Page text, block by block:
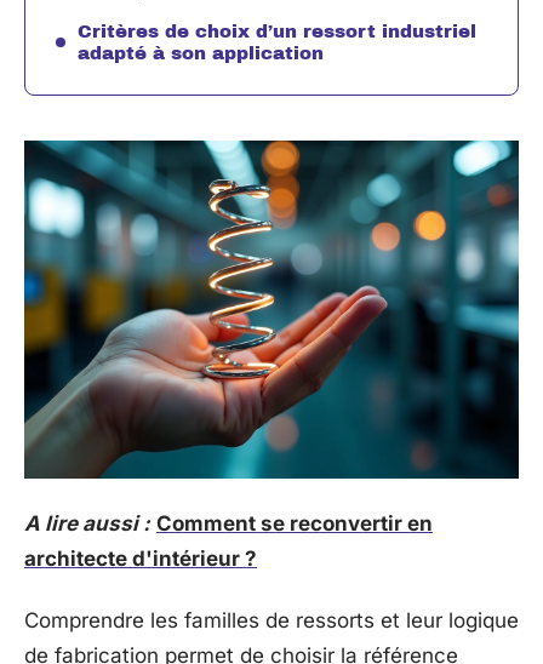
Critères de choix d’un ressort industriel
adapté à son application
A lire aussi : Comment se reconvertir en
architecte d'intérieur ?
Comprendre les familles de ressorts et leur logique
de fabrication permet de choisir la référence